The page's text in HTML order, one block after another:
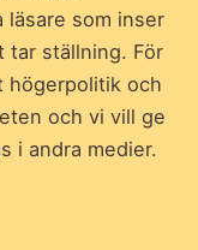
läsare som inser
tar ställning. För
högerpolitik och
och vi vill ge
i andra medier.